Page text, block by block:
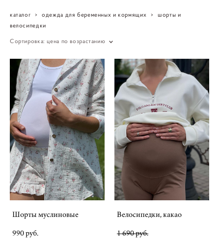
каталог > одежда для беременных и кормящих >
шорты и
велосипедки
Сортировка: цена по возрастанию
Шорты муслиновые
990 pуб.
Велосипедки, какао
1 690 pуб.